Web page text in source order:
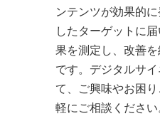
ンテンツが効果的
したターゲットに
果を測定し、改善
です。デジタルサ
て、ご興味やお困
軽にご相談ください